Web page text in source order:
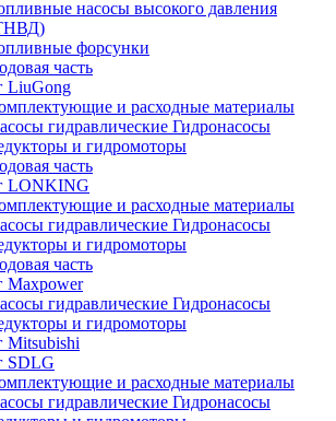
насосы высокого давления
форсунки
часть
LiuGong
и расходные материалы
гидравлические Гидронасосы
и гидромоторы
часть
LONKING
и расходные материалы
гидравлические Гидронасосы
и гидромоторы
часть
Maxpower
гидравлические Гидронасосы
и гидромоторы
Mitsubishi
SDLG
и расходные материалы
гидравлические Гидронасосы